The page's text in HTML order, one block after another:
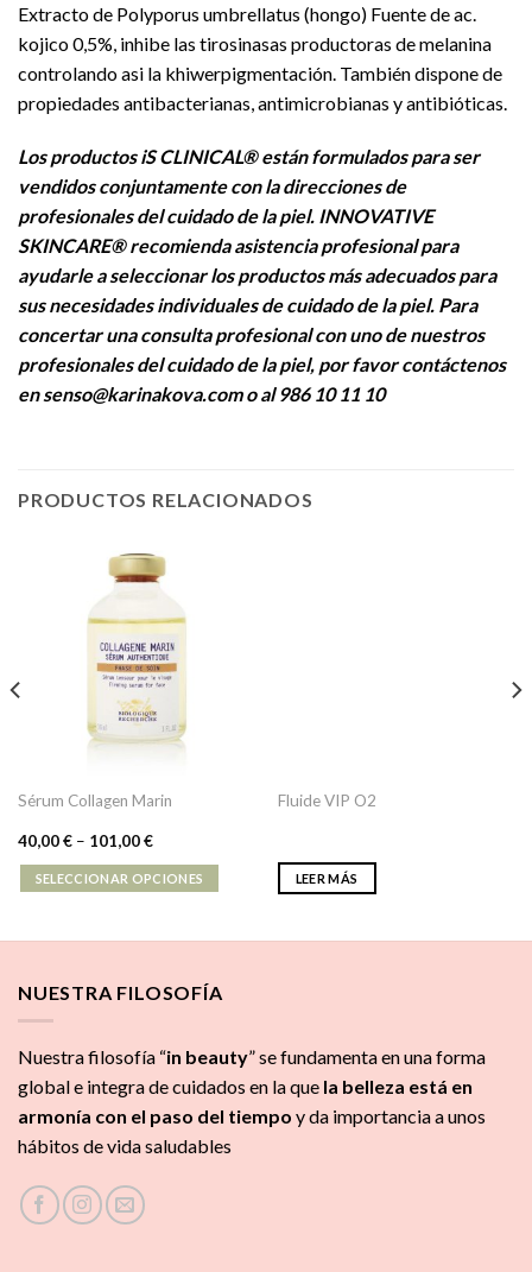
Extracto de Polyporus umbrellatus (hongo) Fuente de ac.
kojico 0,5%, inhibe las tirosinasas productoras de melanina
controlando asi la khiwerpigmentación. También dispone de
propiedades antibacterianas, antimicrobianas y antibióticas.
Los productos iS CLINICAL® están formulados para ser
vendidos conjuntamente con la direcciones de
profesionales del cuidado de la piel. INNOVATIVE
SKINCARE® recomienda asistencia profesional para
ayudarle a seleccionar los productos más adecuados para
sus necesidades individuales de cuidado de la piel. Para
concertar una consulta profesional con uno de nuestros
profesionales del cuidado de la piel, por favor contáctenos
en senso@karinakova.com o al 986 10 11 10
PRODUCTOS RELACIONADOS
Sérum Collagen Marin
40,00€– 101,00€
SELECCIONAR OPCIONES
Fluide VIP O2
LEER MÁS
NUESTRA FILOSOFÍA
Nuestra filosofía “in beauty” se fundamenta en una forma
global e integra de cuidados en la que la belleza está en
armonía con el paso del tiempo y da importancia a unos
hábitos de vida saludables